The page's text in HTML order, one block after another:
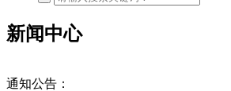
新闻中心
通知公告：